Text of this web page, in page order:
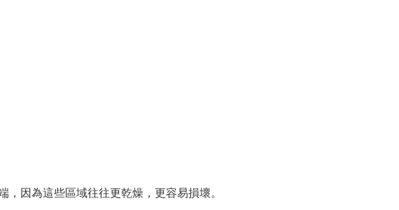
因為這些區域往往更乾燥，更容易損壞。